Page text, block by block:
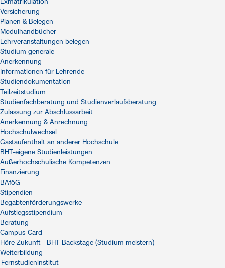
Exmatrikulation
Versicherung
Planen & Belegen
Modulhandbücher
Lehrveranstaltungen belegen
Studium generale
Anerkennung
Informationen für Lehrende
Studiendokumentation
Teilzeitstudium
Studienfachberatung und Studienverlaufsberatung
Zulassung zur Abschlussarbeit
Anerkennung & Anrechnung
Hochschulwechsel
Gastaufenthalt an anderer Hochschule
BHT-eigene Studienleistungen
Außerhochschulische Kompetenzen
Finanzierung
BAföG
Stipendien
Begabtenförderungswerke
Aufstiegsstipendium
Beratung
Campus-Card
Höre Zukunft - BHT Backstage (Studium meistern)
Weiterbildung
Fernstudieninstitut